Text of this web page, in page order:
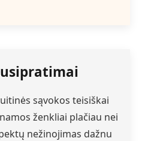
sąvokos teisiškai
ženkliai plačiau nei
nežinojimas dažnu